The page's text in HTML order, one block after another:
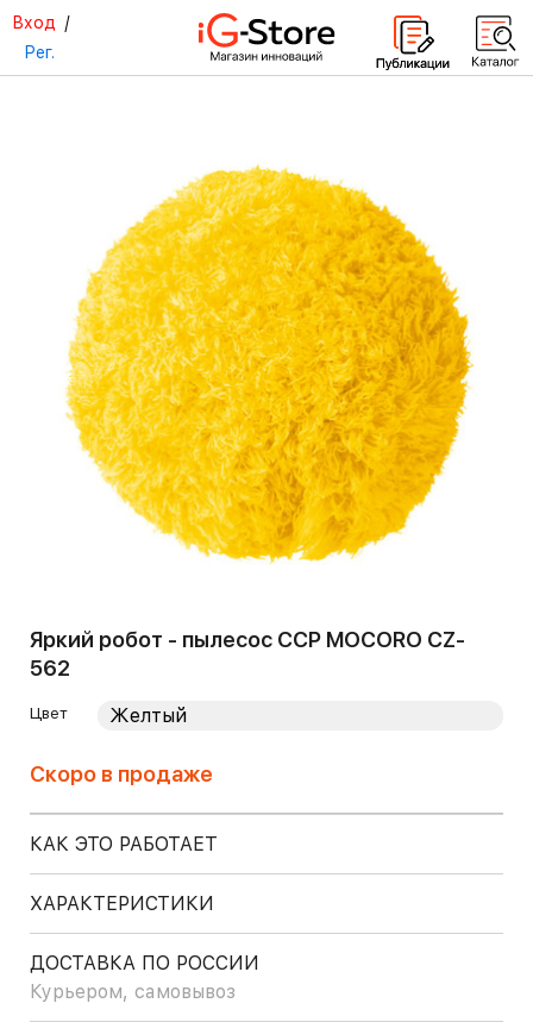
Вход /
Рег.
Яркий робот - пылесос CCP MOCORO CZ-
562
Цвет
Скоро в продаже
КАК ЭТО РАБОТАЕТ
ХАРАКТЕРИСТИКИ
ДОСТАВКА ПО РОССИИ
Курьером, самовывоз